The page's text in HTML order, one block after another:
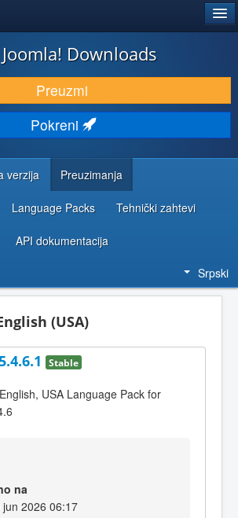
(EKSTENZIJE)
Joomla! Downloads
Preuzmi
Pokreni
verzija Preuzimanja
Language Packs Tehnički zahtevi
API dokumentacija
Srpski
(USA)
Stable
USA Language Pack for
na
2026 06:17